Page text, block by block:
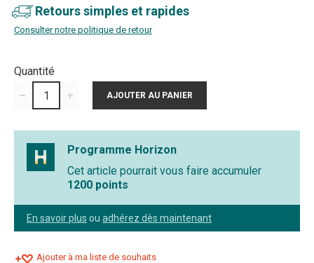
Retours simples et rapides
Consulter notre politique de retour
Quantité
Programme Horizon
Cet article pourrait vous faire accumuler
1200 points
En savoir plus ou adhérez dès maintenant
Ajouter à ma liste de souhaits